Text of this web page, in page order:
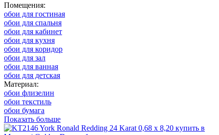
Помещения:
обои для гостиная
обои для спальня
обои для кабинет
обои для кухня
обои для коридор
обои для зал
обои для ванная
обои для детская
Материал:
обои флизелин
обои текстиль
обои бумага
Показать больше